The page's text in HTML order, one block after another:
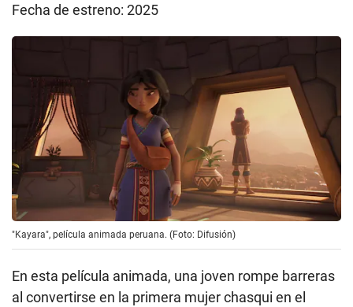
Fecha de estreno: 2025
"Kayara", película animada peruana. (Foto: Difusión)
En esta película animada, una joven rompe barreras
al convertirse en la primera mujer chasqui en el